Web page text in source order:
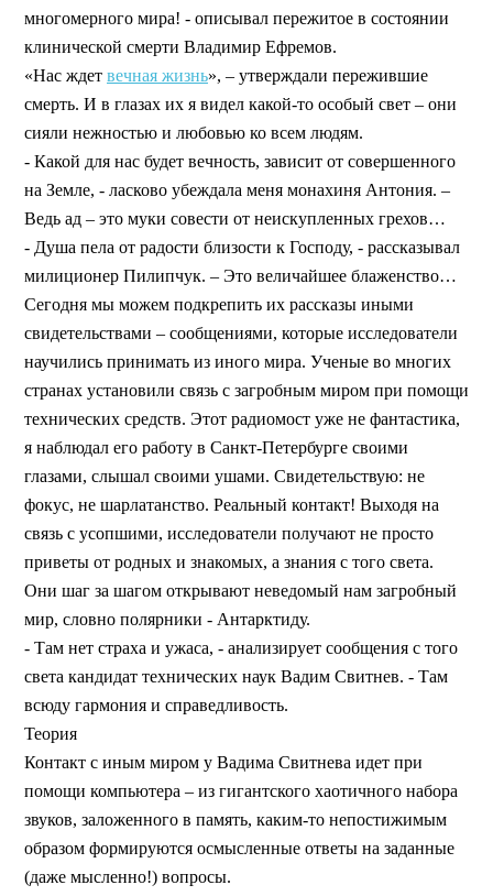
многомерного мира! - описывал пережитое в состоянии
клинической смерти Владимир Ефремов.
«Нас ждет вечная жизнь», – утверждали пережившие
смерть. И в глазах их я видел какой-то особый свет – они
сияли нежностью и любовью ко всем людям.
- Какой для нас будет вечность, зависит от совершенного
на Земле, - ласково убеждала меня монахиня Антония. –
Ведь ад – это муки совести от неискупленных грехов…
- Душа пела от радости близости к Господу, - рассказывал
милиционер Пилипчук. – Это величайшее блаженство…
Сегодня мы можем подкрепить их рассказы иными
свидетельствами – сообщениями, которые исследователи
научились принимать из иного мира. Ученые во многих
странах установили связь с загробным миром при помощи
технических средств. Этот радиомост уже не фантастика,
я наблюдал его работу в Санкт-Петербурге своими
глазами, слышал своими ушами. Свидетельствую: не
фокус, не шарлатанство. Реальный контакт! Выходя на
связь с усопшими, исследователи получают не просто
приветы от родных и знакомых, а знания с того света.
Они шаг за шагом открывают неведомый нам загробный
мир, словно полярники - Антарктиду.
- Там нет страха и ужаса, - анализирует сообщения с того
света кандидат технических наук Вадим Свитнев. - Там
всюду гармония и справедливость.
Теория
Контакт с иным миром у Вадима Свитнева идет при
помощи компьютера – из гигантского хаотичного набора
звуков, заложенного в память, каким-то непостижимым
образом формируются осмысленные ответы на заданные
(даже мысленно!) вопросы.